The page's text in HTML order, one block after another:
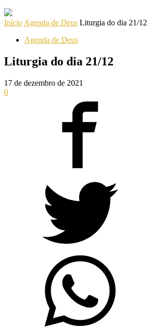
Início Agenda de Deus Liturgia do dia 21/12
Agenda de Deus
Liturgia do dia 21/12
17 de dezembro de 2021
0